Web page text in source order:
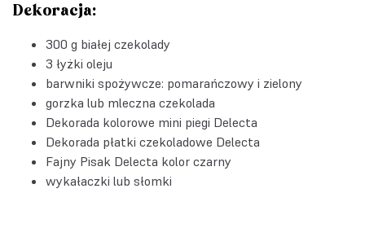
Dekoracja:
300 g białej czekolady
3 łyżki oleju
barwniki spożywcze: pomarańczowy i zielony
gorzka lub mleczna czekolada
Dekorada kolorowe mini piegi Delecta
Dekorada płatki czekoladowe Delecta
Fajny Pisak Delecta kolor czarny
wykałaczki lub słomki